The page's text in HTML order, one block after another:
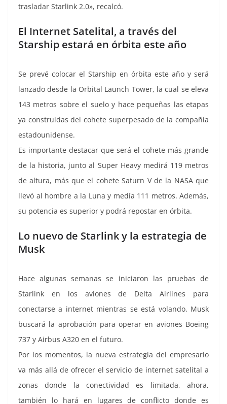
trasladar Starlink 2.0», recalcó.
El Internet Satelital, a través del
Starship estará en órbita este año
Se prevé colocar el Starship en órbita este año y será
lanzado desde la Orbital Launch Tower, la cual se eleva
143 metros sobre el suelo y hace pequeñas las etapas
ya construidas del cohete superpesado de la compañía
estadounidense.
Es importante destacar que será el cohete más grande
de la historia, junto al Super Heavy medirá 119 metros
de altura, más que el cohete Saturn V de la NASA que
llevó al hombre a la Luna y medía 111 metros. Además,
su potencia es superior y podrá repostar en órbita.
Lo nuevo de Starlink y la estrategia de
Musk
Hace algunas semanas se iniciaron las pruebas de
Starlink en los aviones de Delta Airlines para
conectarse a internet mientras se está volando. Musk
buscará la aprobación para operar en aviones Boeing
737 y Airbus A320 en el futuro.
Por los momentos, la nueva estrategia del empresario
va más allá de ofrecer el servicio de internet satelital a
zonas donde la conectividad es limitada, ahora,
también lo hará en lugares de conflicto donde es